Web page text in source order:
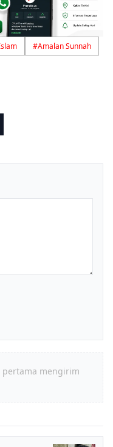
#Amalan Sunnah
pertama mengirim